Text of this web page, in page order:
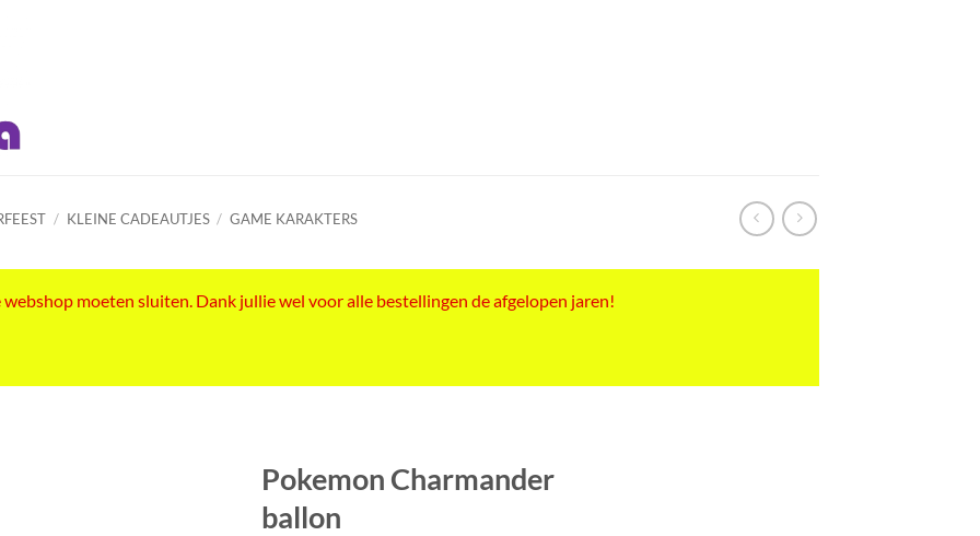
/ KLEINE CADEAUTJES / GAME KARAKTERS
moeten sluiten. Dank jullie wel voor alle bestellingen de afgelopen jaren!
Pokemon Charmander
ballon